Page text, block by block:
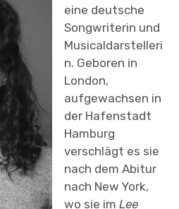
eine deutsche
Songwriterin und
Musicaldarstelleri
n. Geboren in
London,
aufgewachsen in
der Hafenstadt
Hamburg
verschlägt es sie
nach dem Abitur
nach New York,
wo sie imLee